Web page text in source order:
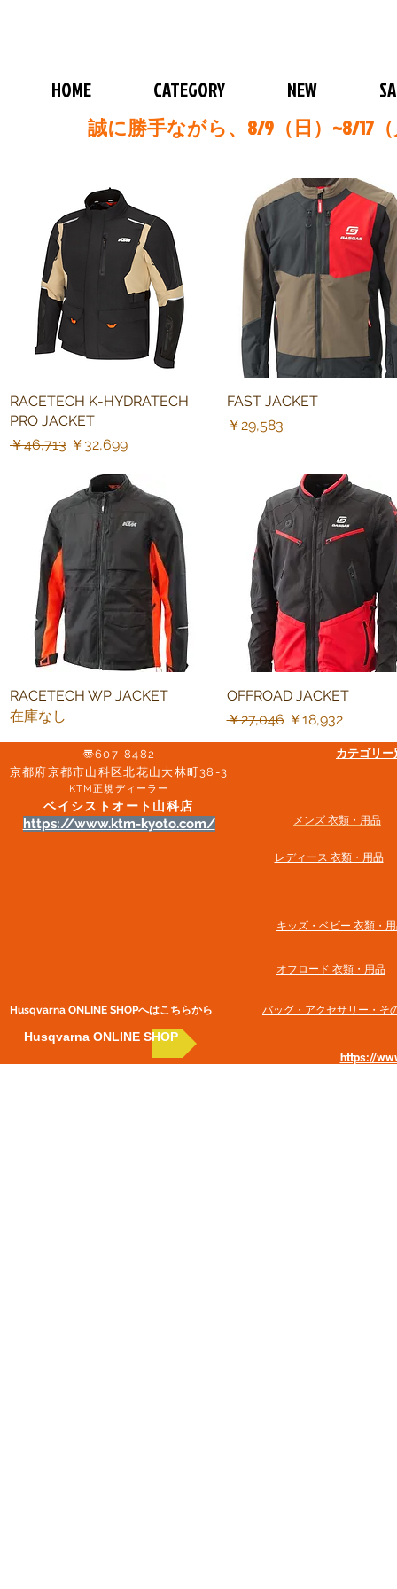
HOME CATEGORY NEW
誠に勝手ながら、8/9（日）~8/17
クイックビュー
RACETECH K-HYDRATECH
PRO JACKET
通常価格
￥46,713 セール価格
￥32,699
クイックビュー
FAST JACKET
価格
￥29,583
クイックビュー
RACETECH WP JACKET
在庫なし
クイックビュー
OFFROAD JACKET
通常価格
￥27,046 セール価格
￥18,932
〠607-8482
京都府京都市山科区北花山大林町38-3​
KTM正規ディーラー
ベイシストオート山科店
https://www.ktm-kyoto.com/
Husqvarna ONLINE SHOP​へはこちらから
Husqvarna ONLINE SHOP
カテゴリ
メンズ 衣類・用品
​レディース 衣類・用品
キッズ・ベビー 衣類・
オフロード 衣類・用品
バッグ・アクセサリー・そ
https://